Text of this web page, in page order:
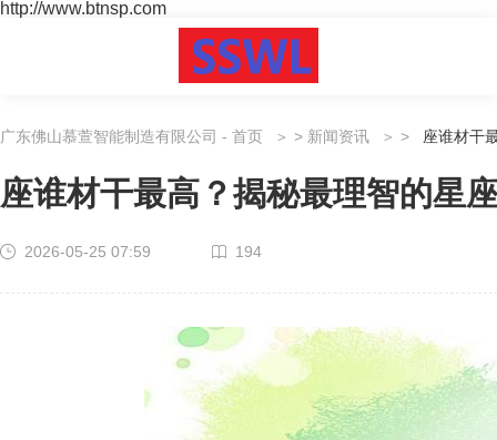
http://www.btnsp.com
广东佛山慕萱智能制造有限公司 - 首页 > 新闻资讯 > 座谁材干
座谁材干最高？揭秘最理智的星
2026-05-25 07:59 194